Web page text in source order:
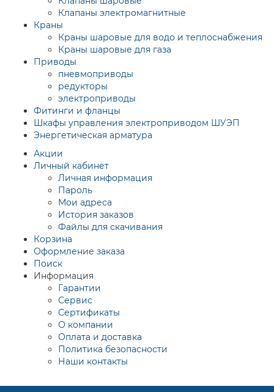
Клапаны электромагнитные
Краны
Краны шаровые для водо и теплоснабжения
Краны шаровые для газа
Приводы
пневмоприводы
редукторы
электроприводы
Фитинги и фланцы
Шкафы управления электроприводом ШУЭП
Энергетическая арматура
Акции
Личный кабинет
Личная информация
Пароль
Мои адреса
История заказов
Файлы для скачивания
Корзина
Оформление заказа
Поиск
Информация
Гарантии
Сервис
Сертификаты
О компании
Оплата и доставка
Политика безопасности
Наши контакты